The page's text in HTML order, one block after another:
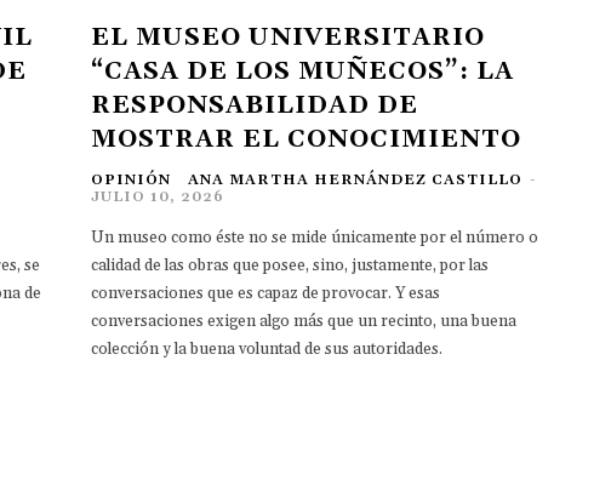
se
de
EL MUSEO UNIVERSITARIO
“CASA DE LOS MUÑECOS”: LA
RESPONSABILIDAD DE
MOSTRAR EL CONOCIMIENTO
OPINIÓN ANA MARTHA HERNÁNDEZ CASTILLO -
JULIO 10, 2026
Un museo como éste no se mide únicamente por el número o
calidad de las obras que posee, sino, justamente, por las
conversaciones que es capaz de provocar. Y esas
conversaciones exigen algo más que un recinto, una buena
colección y la buena voluntad de sus autoridades.